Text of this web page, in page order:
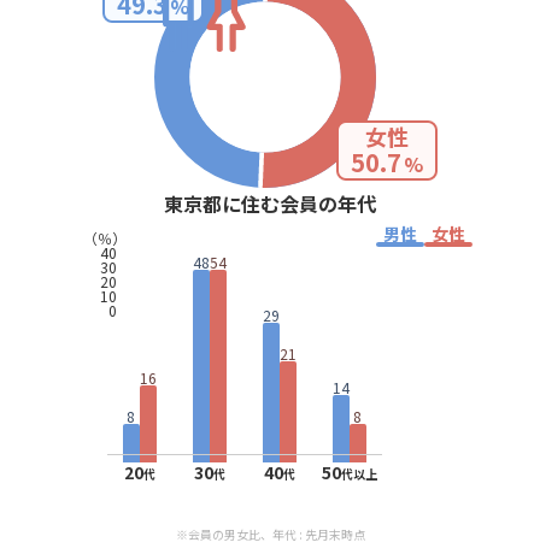
女性
50.7%
東京都に住む会員の年代
男性 女性
（％）
40
30
20
10
0
8
16
20代
4854
30代
29
21
40代
14
8
50代以上
※会員の男女比、年代 : 先月末時点